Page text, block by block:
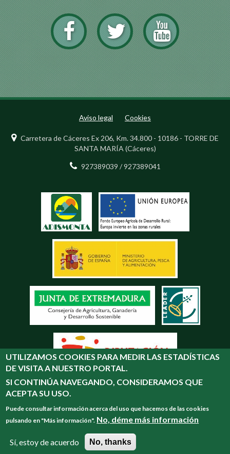
Aviso legal Cookies
Carretera de Cáceres Ex 206, Km. 34.800 - 10186 - TORRE DE
SANTA MARÍA (Cáceres)
927389039 / 927389041
Desarrollado por:
UTILIZAMOS COOKIES PARA MEDIR LAS ESTADÍSTICAS
DE VISITA A NUESTRO PORTAL.
SI CONTINÚA NAVEGANDO, CONSIDERAMOS QUE
ACEPTA SU USO.
Puede consultar información acerca del uso que hacemos de las cookies
pulsando en "Más información". No, déme más información
Sí, estoy de acuerdo No, thanks